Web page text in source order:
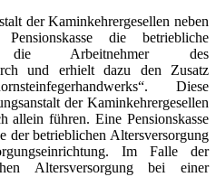
der Kaminkehrergesellen neben
die betriebliche
die Arbeitnehmer des
und erhielt dazu den Zusatz
Diese
der Kaminkehrergesellen
allein führen. Eine Pensionskasse
der betrieblichen Altersversorgung
Im Falle der
Altersversorgung bei einer